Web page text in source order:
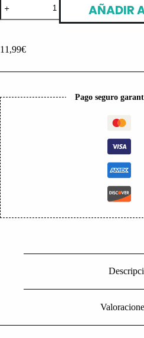
de
salmón
AÑADIR
11,99€
Pago seguro